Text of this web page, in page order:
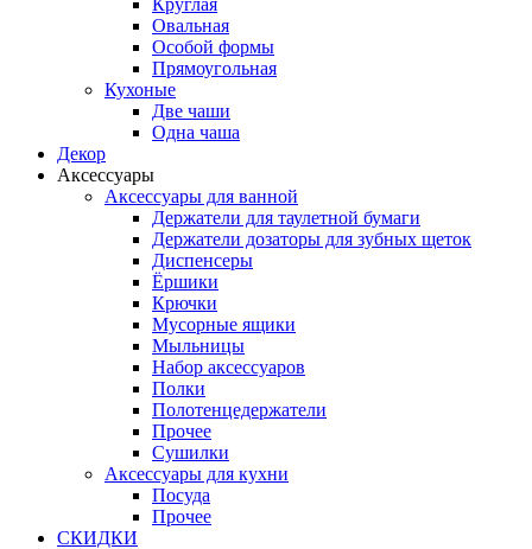
Круглая
Овальная
Особой формы
Прямоугольная
Кухоные
Две чаши
Одна чаша
Декор
Аксессуары
Аксессуары для ванной
Держатели для таулетной бумаги
Держатели дозаторы для зубных щеток
Диспенсеры
Ёршики
Крючки
Мусорные ящики
Мыльницы
Набор аксессуаров
Полки
Полотенцедержатели
Прочее
Сушилки
Аксессуары для кухни
Посуда
Прочее
СКИДКИ